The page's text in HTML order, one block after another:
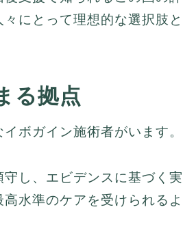
にとって理想的な選択肢と
る拠点
ボガイン施術者がいます。
し、エビデンスに基づく実
水準のケアを受けられるよ